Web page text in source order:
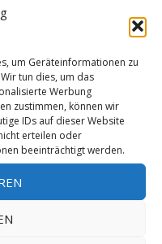
um Geräteinformationen zu
tun dies, um das
Werbung
zustimmen, können wir
IDs auf dieser Website
erteilen oder
beeinträchtigt werden.
von
in…
nicht
Felder